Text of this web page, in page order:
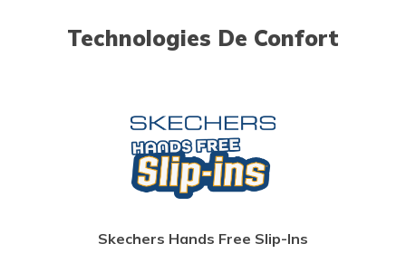
Technologies De Confort
Skechers Hands Free Slip-Ins